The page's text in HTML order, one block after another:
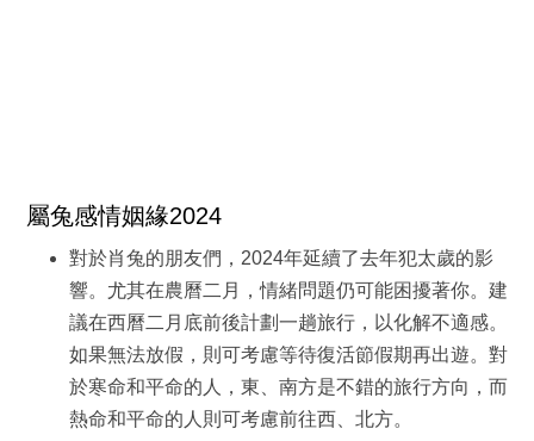
屬兔感情姻緣2024
對於肖兔的朋友們，2024年延續了去年犯太歲的影
響。尤其在農曆二月，情緒問題仍可能困擾著你。建
議在西曆二月底前後計劃一趟旅行，以化解不適感。
如果無法放假，則可考慮等待復活節假期再出遊。對
於寒命和平命的人，東、南方是不錯的旅行方向，而
熱命和平命的人則可考慮前往西、北方。